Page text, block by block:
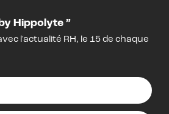
Hippolyte ”
l'actualité RH, le 15 de chaque